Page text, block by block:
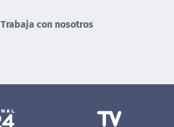
Trabaja con nosotros